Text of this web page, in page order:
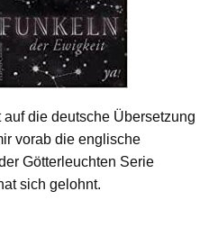
die deutsche Übersetzung
vorab die englische
Götterleuchten Serie
sich gelohnt.